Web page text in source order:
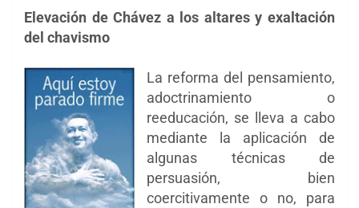
Elevación de Chávez a los altares y exaltación
del chavismo
La reforma del pensamiento,
adoctrinamiento o
reeducación, se lleva a cabo
mediante la aplicación de
algunas técnicas de
persuasión, bien
coercitivamente o no, para